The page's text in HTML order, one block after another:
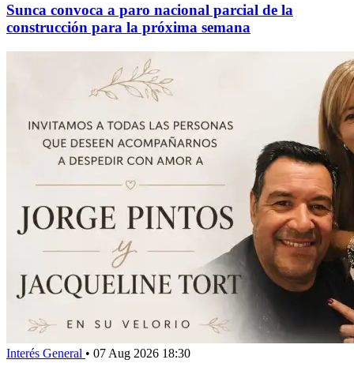
Sunca convoca a paro nacional parcial de la
construcción para la próxima semana
Interés General • 07 Aug 2026 18:30